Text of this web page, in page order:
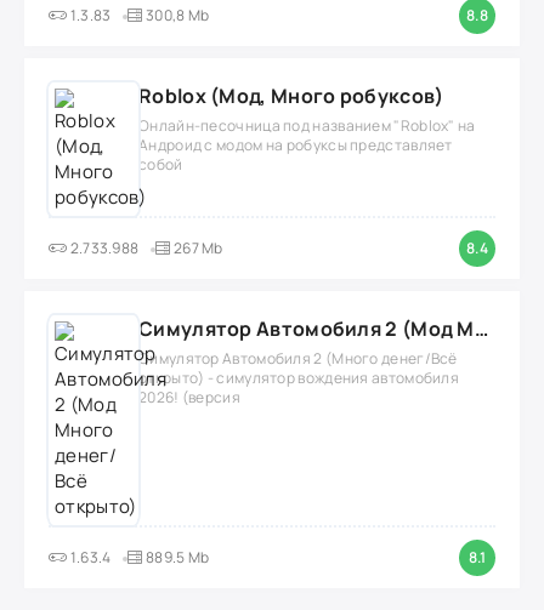
1.3.83 300,8 Mb 8.8
Roblox (Мод, Много робуксов)
Онлайн-песочница под названием "Roblox" на
Андроид с модом на робуксы представляет
собой
2.733.988 267 Mb 8.4
Симулятор Автомобиля 2 (Мод Много денег/Всё открыто)
Симулятор Автомобиля 2 (Много денег/Всё
открыто) - симулятор вождения автомобиля
2026! (версия
1.63.4 889.5 Mb 8.1